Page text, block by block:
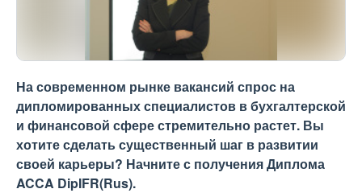
На современном рынке вакансий спрос на
дипломированных специалистов в бухгалтерской
и финансовой сфере стремительно растет. Вы
хотите сделать существенный шаг в развитии
своей карьеры? Начните с получения Диплома
ACCA DipIFR(Rus).